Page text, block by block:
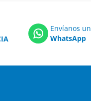
Envíanos un
WhatsApp